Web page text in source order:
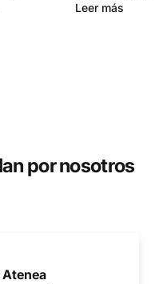
Leer más
por nosotros
Ordinary